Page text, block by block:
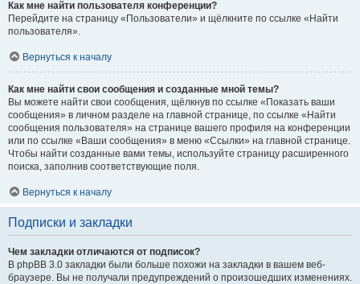
Как мне найти пользователя конференции?
Перейдите на страницу «Пользователи» и щёлкните по ссылке «Найти
пользователя».
Вернуться к началу
Как мне найти свои сообщения и созданные мной темы?
Вы можете найти свои сообщения, щёлкнув по ссылке «Показать ваши
сообщения» в личном разделе на главной странице, по ссылке «Найти
сообщения пользователя» на странице вашего профиля на конференции
или по ссылке «Ваши сообщения» в меню «Ссылки» на главной странице.
Чтобы найти созданные вами темы, используйте страницу расширенного
поиска, заполнив соответствующие поля.
Вернуться к началу
Подписки и закладки
Чем закладки отличаются от подписок?
В phpBB 3.0 закладки были больше похожи на закладки в вашем веб-
браузере. Вы не получали предупреждений о произошедших изменениях.